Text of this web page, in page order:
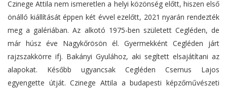
Czinege Attila nem ismeretlen a helyi közönség előtt, hiszen első
önálló kiállítását éppen két évvel ezelőtt, 2021 nyarán rendezték
meg a galériában. Az alkotó 1975-ben született Cegléden, de
már húsz éve Nagykőrösön él. Gyermekként Cegléden járt
rajzszakkörre ifj. Bakányi Gyulához, aki segített elsajátítani az
alapokat. Később ugyancsak Cegléden Csernus Lajos
egyengette útját. Czinege Attila a budapesti képzőművészeti